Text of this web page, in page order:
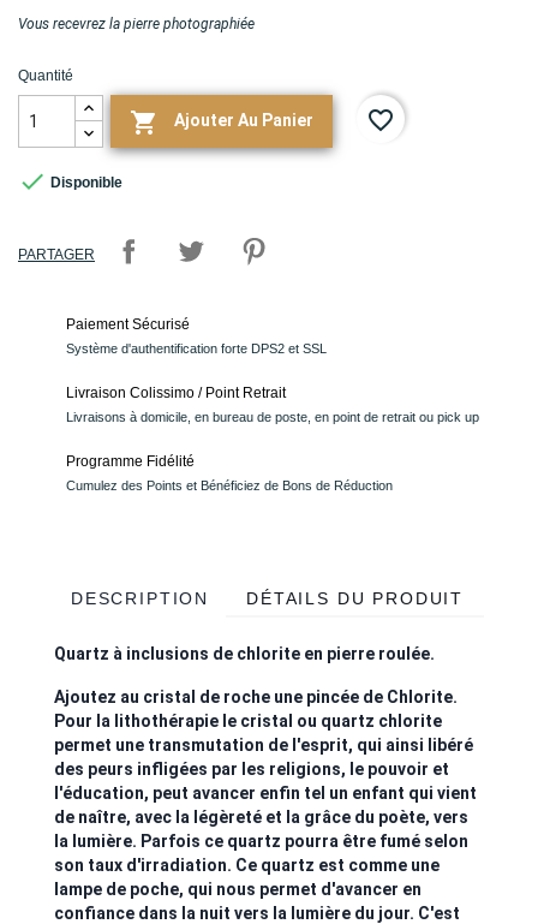
Vous recevrez la pierre photographiée
Quantité
 Ajouter Au Panier favorite_border
 Disponible
PARTAGER
Paiement Sécurisé
Système d'authentification forte DPS2 et SSL
Livraison Colissimo / Point Retrait
Livraisons à domicile, en bureau de poste, en point de retrait ou pick up
Programme Fidélité
Cumulez des Points et Bénéficiez de Bons de Réduction
DESCRIPTION DÉTAILS DU PRODUIT
Quartz à inclusions de chlorite en pierre roulée.
Ajoutez au cristal de roche une pincée de Chlorite.
Pour la lithothérapie le cristal ou quartz chlorite
permet une transmutation de l'esprit, qui ainsi libéré
des peurs infligées par les religions, le pouvoir et
l'éducation, peut avancer enfin tel un enfant qui vient
de naître, avec la légèreté et la grâce du poète, vers
la lumière. Parfois ce quartz pourra être fumé selon
son taux d'irradiation. Ce quartz est comme une
lampe de poche, qui nous permet d'avancer en
confiance dans la nuit vers la lumière du jour. C'est